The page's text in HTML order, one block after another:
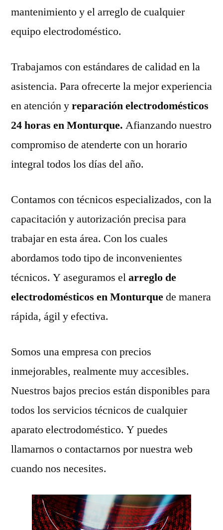
mantenimiento y el arreglo de cualquier
equipo electrodoméstico.
Trabajamos con estándares de calidad en la
asistencia. Para ofrecerte la mejor experiencia
en atención yreparación electrodomésticos
24 horas en Monturque. Afianzando nuestro
compromiso de atenderte con un horario
integral todos los días del año.
Contamos con técnicos especializados, con la
capacitación y autorización precisa para
trabajar en esta área. Con los cuales
abordamos todo tipo de inconvenientes
técnicos. Y aseguramos elarreglo de
electrodomésticos en Monturquede manera
rápida, ágil y efectiva.
Somos una empresa con precios
inmejorables, realmente muy accesibles.
Nuestros bajos precios están disponibles para
todos los servicios técnicos de cualquier
aparato electrodoméstico. Y puedes
llamarnos o contactarnos por nuestra web
cuando nos necesites.